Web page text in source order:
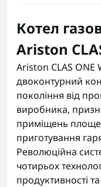
Котел
Ariston
Ariston CLAS ONE
двоконтурний
покоління від
виробника,
приміщень
приготування
Революційна
чотирьох
продуктивності